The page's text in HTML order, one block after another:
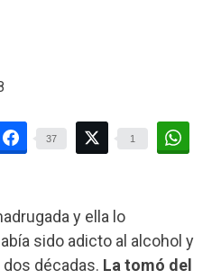
37 1
y ella lo
sido adicto al alcohol y
dos décadas. La tomó del